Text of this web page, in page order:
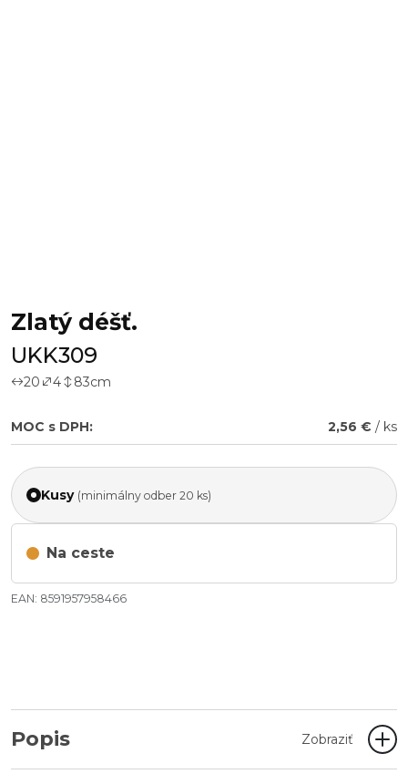
Zlatý déšť.
UKK309
20 4 83cm
MOC s DPH: 2,56 € / ks
Kusy (minimálny odber 20 ks)
Na ceste
EAN: 8591957958466
Popis Zobraziť